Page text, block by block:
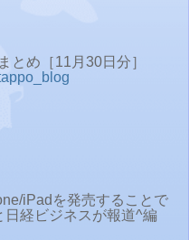
とめ［11月30日分］
iPadを発売することで
経ビジネスが報道^編